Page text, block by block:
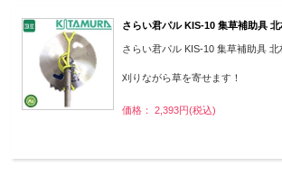
さらい君パル KIS-10 集草補助具
さらい君パル KIS-10 集草補助具 北
刈りながら草を寄せます！
価格： 2,393円(税込)